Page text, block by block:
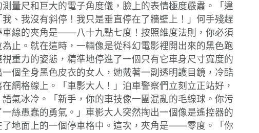
量尺和巨大的電子角度儀，臉上的表情極度嚴肅。「違
、我沒有斜停！我只是垂直停在了牆壁上！」何手殘趕
車線的夾角是——八十九點七度！按照維度法則，你必須
止。就在這時，一輛像是從科幻電影裡開出來的黑色跑
重力的姿態，精準地停進了一個只有它車身尺寸寬度的
個全身黑色皮衣的女人，她戴著一副透明護目鏡，冷酷
網格線上。「車影大人！」泊車警察們立刻立正站好，
氣冰冷。「新手，你的車技像一團混亂的毛線球。你污
絲愚蠢的勇氣。」車影大人突然掏出一個像是遙控器的
了地面上的一個停車格中。這次，夾角是——零度。「你